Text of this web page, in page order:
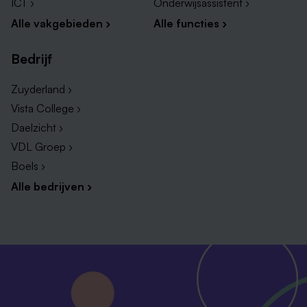
een BIG-registratie;
Bij voorkeur het diploma voor kaderopleiding
de bereidheid deze te volgen;
Je bent een betrokken en nieuwsgierig persoon en
kan kritisch zijn wanneer het nodig is;
Je bent van nature positief ingesteld en een echte
teamplayer. Communicatief ben jij dan ook erg
sterk;
out-of-the-box te denken;
Je hebt ruime ervaring in medisch leiderschap;
De bereidheid om te werken op meerdere
ICT ›
Alle vakgebieden ›
Onderwijsassistent ›
Alle functies ›
Bedrijf
Zuyderland ›
Vista College ›
Daelzicht ›
VDL Groep ›
Boels ›
Alle bedrijven ›